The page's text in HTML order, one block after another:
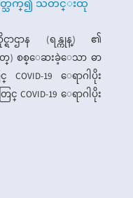
င္ရာဌာန (ရန္ကုန္) ၏
) စစ္ေဆးခဲ့ေသာ ဓာ
19 ေရာဂါပိုး
COVID-19 ေရာဂါပိုး